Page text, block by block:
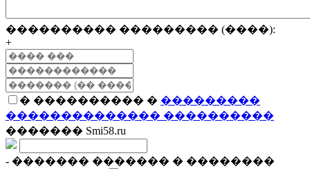
���������� ��������� (����):
+
� ���������� � ���������
�������������� ����������
������� Smi58.ru
- ������� ������� � ��������